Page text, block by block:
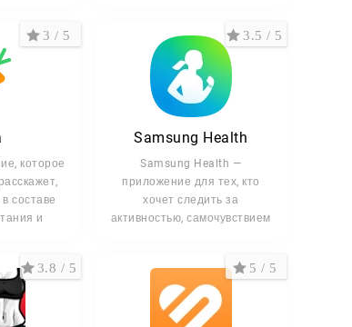
пищи.
и поддерживает вас на каждом
результаты ещё лучше, здесь вы
которое
составе
и
3 / 5
Samsung Health
Samsung Health —
приложение для тех, кто
хочет следить за
активностью, самочувствием
3.5 / 5
3.8 / 5 5 / 5